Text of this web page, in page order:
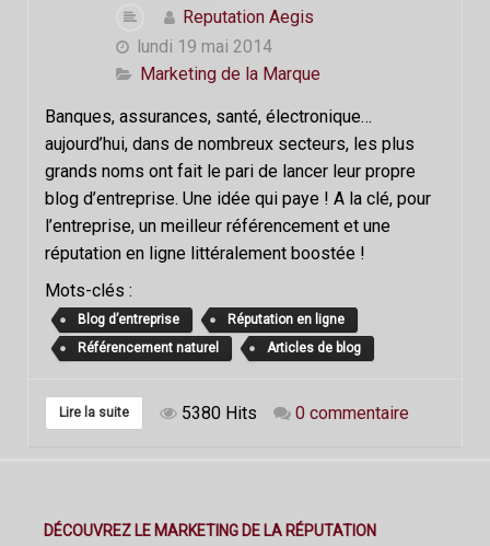
Reputation Aegis
lundi 19 mai 2014
Marketing de la Marque
Banques, assurances, santé, électronique…
aujourd’hui, dans de nombreux secteurs, les plus
grands noms ont fait le pari de lancer leur propre
blog d’entreprise. Une idée qui paye ! A la clé, pour
l’entreprise, un meilleur référencement et une
réputation en ligne littéralement boostée !
Mots-clés :
Blog d’entreprise
Réputation en ligne
Référencement naturel
Articles de blog
Lire la suite 5380 Hits 0 commentaire
DÉCOUVREZ LE MARKETING DE LA RÉPUTATION